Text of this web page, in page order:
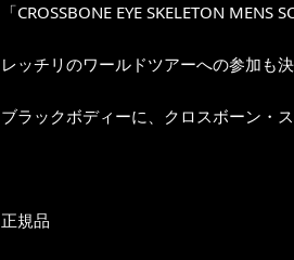
「CROSSBONE EYE SKELETON MENS
レッチリのワールドツアーへの参加も
ブラックボディーに、クロスボーン・
正規品